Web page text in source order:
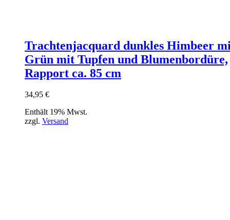
Trachtenjacquard dunkles Himbeer
Grün mit Tupfen und Blumenbordüre,
Rapport ca. 85 cm
34,95 €
Enthält 19% Mwst.
zzgl. Versand